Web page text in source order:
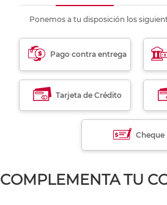
Ponemos a tu disposición los
Pago contra entrega
Tarjeta de Crédito
Cheque
COMPLEMENTA TU